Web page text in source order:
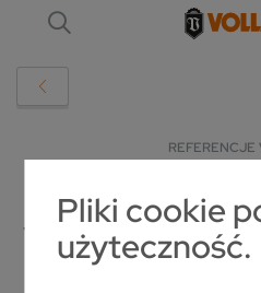
Pliki cookie
użyteczność.
REFERENCJE
JAPOŃSKI
NA TECHNOLOGIĘ